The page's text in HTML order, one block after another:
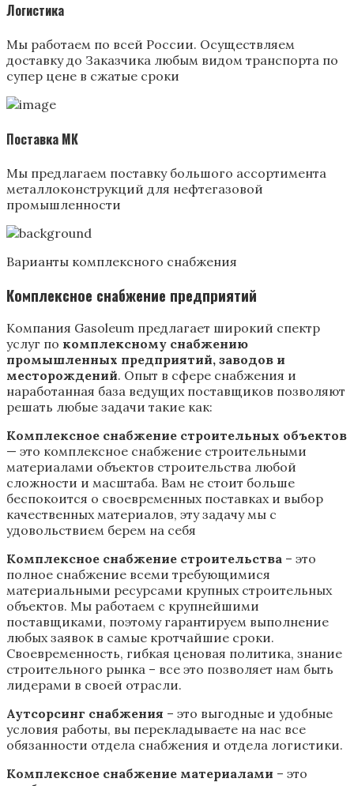
Логистика
Мы работаем по всей России. Осуществляем
доставку до Заказчика любым видом транспорта по
супер цене в сжатые сроки
Поставка МК
Мы предлагаем поставку большого ассортимента
металлоконструкций для нефтегазовой
промышленности
Варианты комплексного снабжения
Комплексное снабжение предприятий
Компания Gasoleum предлагает широкий спектр
услуг по комплексному снабжению
промышленных предприятий, заводов и
месторождений. Опыт в сфере снабжения и
наработанная база ведущих поставщиков позволяют
решать любые задачи такие как:
Комплексное снабжение строительных объектов
— это комплексное снабжение строительными
материалами объектов строительства любой
сложности и масштаба. Вам не стоит больше
беспокоится о своевременных поставках и выбор
качественных материалов, эту задачу мы с
удовольствием берем на себя
Комплексное снабжение строительства – это
полное снабжение всеми требующимися
материальными ресурсами крупных строительных
объектов. Мы работаем с крупнейшими
поставщиками, поэтому гарантируем выполнение
любых заявок в самые кротчайшие сроки.
Своевременность, гибкая ценовая политика, знание
строительного рынка – все это позволяет нам быть
лидерами в своей отрасли.
Аутсорсинг снабжения – это выгодные и удобные
условия работы, вы перекладываете на нас все
обязанности отдела снабжения и отдела логистики.
Комплексное снабжение материалами – это